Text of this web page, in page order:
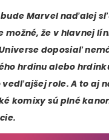
Marvel naďalej
možné, že v hlavnej
doposiaľ
hrdinu alebo
role. A to aj
komixy sú plné